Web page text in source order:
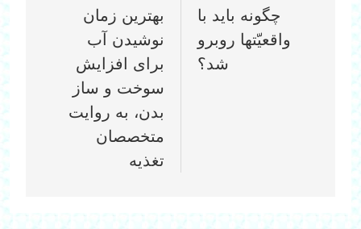
نوشتهچگونه باید با
واقعیّتها روبرو
شد؟
بهترین زمان
نوشیدن آب
برای افزایش
سوخت‌ و ساز
بدن، به روایت
متخصصان
تغذیه